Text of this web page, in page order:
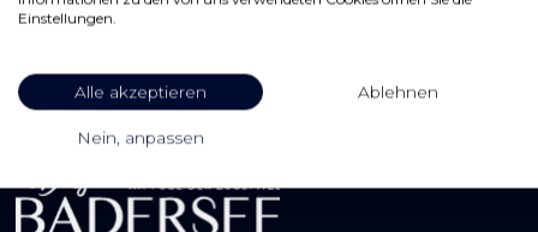
Einstellungen.
Alle akzeptieren Ablehnen
Nein, anpassen